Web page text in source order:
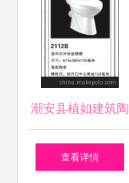
潮安县植如建筑陶
瓷销售部 跨界经营
查看详情